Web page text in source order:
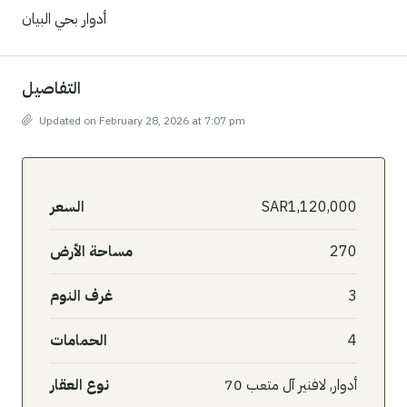
أدوار بحي البيان
التفاصيل
Updated on February 28, 2026 at 7:07 pm
السعر SAR1,120,000
مساحة الأرض 270
غرف النوم 3
الحمامات 4
نوع العقار أدوار, لافنير آل متعب 70